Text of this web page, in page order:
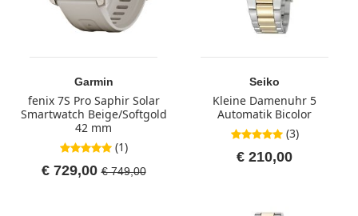
Garmin
fenix 7S Pro Saphir Solar
Smartwatch Beige/Softgold
42 mm
5,0 von 5 Sternen
(1)
€ 729,00€ 749,00
Seiko
Kleine Damenuhr 5
Automatik Bicolor
5,0 von 5 Sternen
(3)
€ 210,00